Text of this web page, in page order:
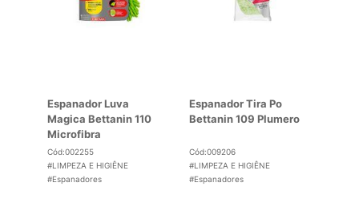
Espanador Luva
Magica Bettanin 110
Microfibra
Cód:002255
#LIMPEZA E HIGIÊNE
#Espanadores
Espanador Tira Po
Bettanin 109 Plumero
Cód:009206
#LIMPEZA E HIGIÊNE
#Espanadores